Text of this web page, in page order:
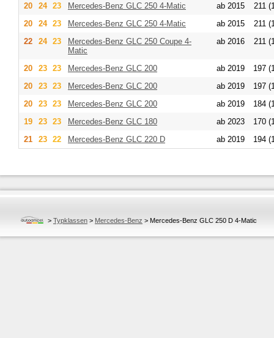
20 24 23 Mercedes-Benz GLC 250 4-Matic ab 2015
211
20
24 23 Mercedes-Benz GLC 250 4-Matic ab 2015
211
22
24 23 Mercedes-Benz GLC 250 Coupe 4-
Matic
ab 2016 211
20 23 23 Mercedes-Benz GLC 200 ab 2019
197
20
23 23 Mercedes-Benz GLC 200 ab 2019
197
20
23 23 Mercedes-Benz GLC 200 ab 2019
184
19
23 23 Mercedes-Benz GLC 180 ab 2023
170
21
23 22 Mercedes-Benz GLC 220 D ab 2019 194
> Typklassen > Mercedes-Benz > Mercedes-Benz GLC 250 D 4-Matic